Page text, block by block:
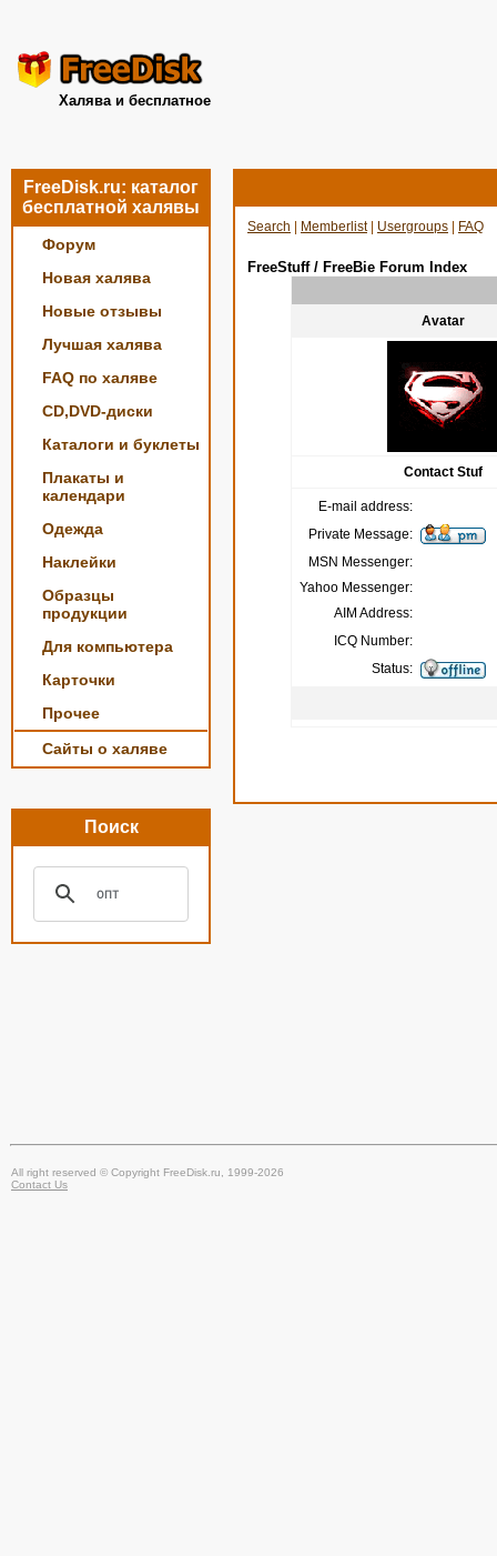
Халява и бесплатное
FreeDisk.ru: каталог
бесплатной халявы
Форум
Новая халява
Новые отзывы
Лучшая халява
FAQ по халяве
CD,DVD-диски
Каталоги и буклеты
Плакаты и
календари
Одежда
Наклейки
Образцы
продукции
Для компьютера
Карточки
Прочее
Сайты о халяве
Поиск
Search Memberlist| Usergroups FAQ
FreeStuff / FreeBie Forum Index
Avatar
Contact Stuf
E-mail address:
Private Message:
MSN Messenger:
Yahoo Messenger:
AIM Address:
ICQ Number:
Status:
All right reserved © Copyright FreeDisk.ru, 1999-2026
Contact Us